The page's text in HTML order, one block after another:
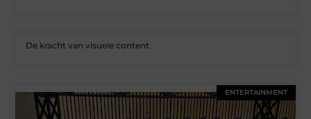
De kracht van visuele content
ENTERTAINMENT